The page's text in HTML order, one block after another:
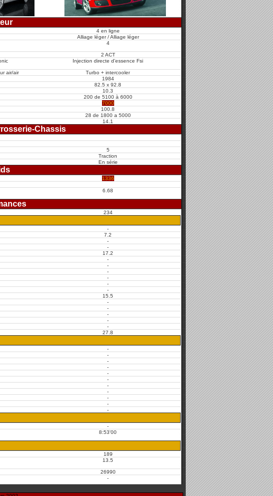
4 en ligne
Alliage léger / Alliage léger
4
2 ACT
Injection directe d'essence Fsi
air/air
Turbo + intercooler
1984
82.5 x 92.8
10.3
200 de 5100 à 6000
7000
100.8
28 de 1800 a 5000
14.1
Chassis
5
Traction
En série
1336
6.68
234
-
7.2
-
-
17.2
-
-
-
-
-
-
15.5
-
-
-
-
-
27.8
-
-
-
-
-
-
-
-
-
-
-
-
8:53'00
189
13.5
26990
-